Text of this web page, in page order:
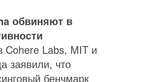
обвиняют в
Cohere Labs, MIT и
заявили, что
бенчмарк